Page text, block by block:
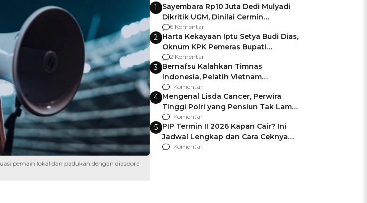
pemain lokal dan padukan dengan diaspora
1
Sayembara Rp10 Juta Dedi Mulyadi
Dikritik UGM, Dinilai Cermin
Gagalnya Negara Jamin Keamanan
6 Komentar
2 Harta Kekayaan Iptu Setya Budi Dias,
Oknum KPK Pemeras Bupati
Pemalang
2 Komentar
3 Bernafsu Kalahkan Timnas
Indonesia, Pelatih Vietnam
Berencana Pakai Jimat di Pakansari
1 Komentar
4 Mengenal Lisda Cancer, Perwira
Tinggi Polri yang Pensiun Tak Lama
Usai Jadi Brigjen
1 Komentar
5 PIP Termin II 2026 Kapan Cair? Ini
Jadwal Lengkap dan Cara Ceknya
agar Dana Tidak Hangus!
1 Komentar